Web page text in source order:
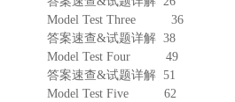
Model Test Three
36
答案速查&试题详解 38
Model Test Four
49
答案速查&试题详解 51
Model Test Five
62